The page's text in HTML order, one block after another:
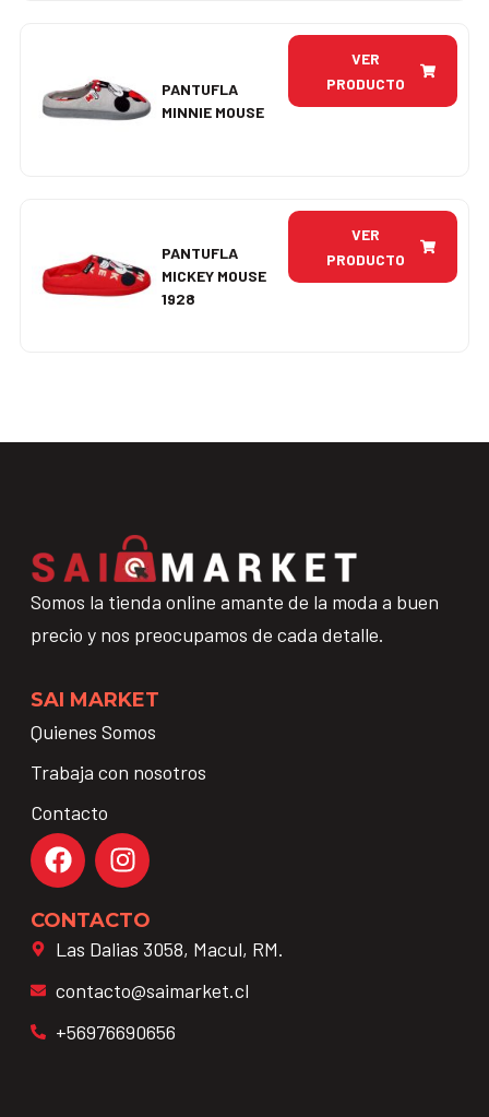
PANTUFLA
MINNIE MOUSE
VER
PRODUCTO
PANTUFLA
MICKEY MOUSE
1928
VER
PRODUCTO
Somos la tienda online amante de la moda a buen
precio y nos preocupamos de cada detalle.
SAI MARKET
Quienes Somos
Trabaja con nosotros
Contacto
CONTACTO
Las Dalias 3058, Macul, RM.
contacto@saimarket.cl
+56976690656